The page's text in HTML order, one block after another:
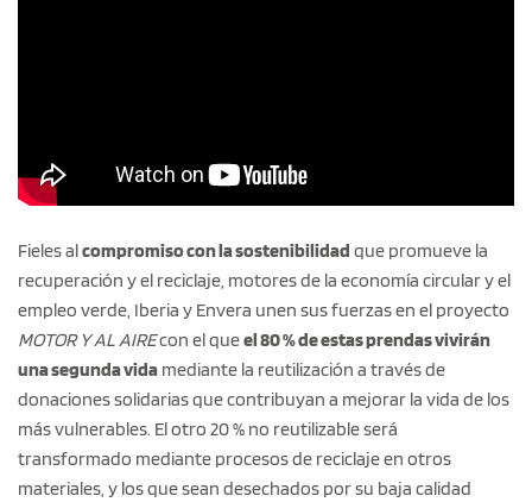
Fieles alcompromiso con la sostenibilidad que promueve la
recuperación y el reciclaje, motores de la economía circular y el
empleo verde, Iberia y Envera unen sus fuerzas en el proyecto
MOTOR Y AL AIREcon el queel 80 % de estas prendas vivirán
una segunda vida mediante la reutilización a través de
donaciones solidarias que contribuyan a mejorar la vida de los
más vulnerables. El otro 20 % no reutilizable será
transformado mediante procesos de reciclaje en otros
materiales, y los que sean desechados por su baja calidad